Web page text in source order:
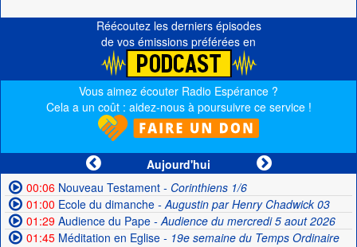
Réécoutez les derniers épisodes
de vos émissions préférées en
Vous aimez écouter Radio Espérance ?
Cela a un coût : aidez-nous à poursuivre ce service !
Aujourd'hui
00:06Nouveau Testament- Corinthiens 1/6
01:00 Ecole du dimanche- Augustin par Henry Chadwick 03
01:29Audience du Pape- Audience du mercredi 5 aout 2026
01:45Méditation en Eglise- 19e semaine du Temps Ordinaire